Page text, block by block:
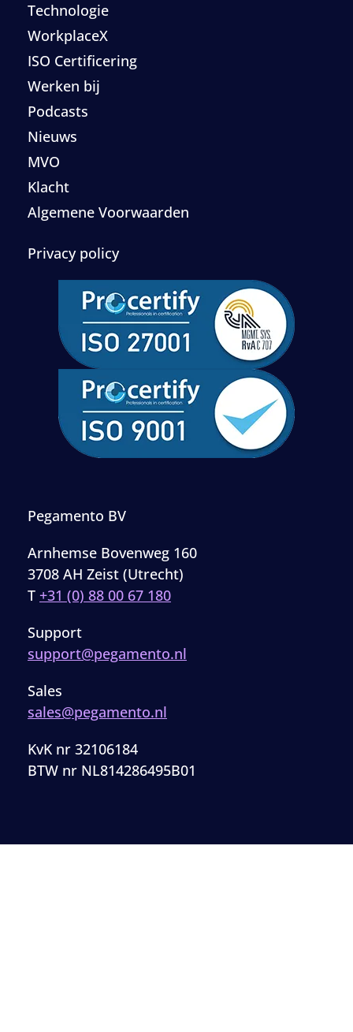
Technologie
WorkplaceX
ISO Certificering
Werken bij
Podcasts
Nieuws
MVO
Klacht
Algemene Voorwaarden
Privacy policy
Pegamento BV
Arnhemse Bovenweg 160
3708 AH Zeist (Utrecht)
T +31 (0) 88 00 67 180
Support
support@pegamento.nl
Sales
sales@pegamento.nl
KvK nr 32106184
BTW nr NL814286495B01